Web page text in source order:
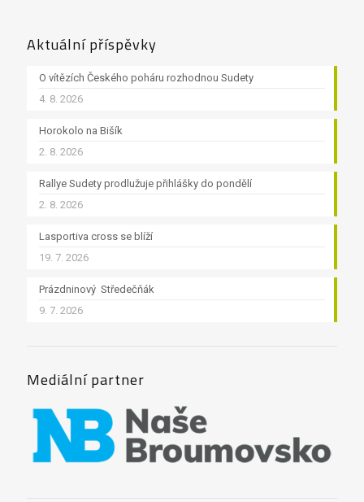
Aktuální příspěvky
O vítězích Českého poháru rozhodnou Sudety
4. 8. 2026
Horokolo na Bišík
2. 8. 2026
Rallye Sudety prodlužuje přihlášky do pondělí
2. 8. 2026
Lasportiva cross se blíží
19. 7. 2026
Prázdninový Středečňák
9. 7. 2026
Mediální partner